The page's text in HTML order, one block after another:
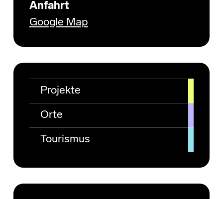
Anfahrt
Google Map
Projekte
Orte
Tourismus